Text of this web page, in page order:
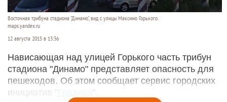
Восточная трибуна стадиона "Динамо", вид с улицы Максимо Горького.
maps.yandex.ru
12 августа 2015 в 13:36
Нависающая над улицей Горького часть трибун
стадиона "Динамо" представляет опасность для
пешеходов. Об этом сообщает сервис городских
инициатив "Градика ".